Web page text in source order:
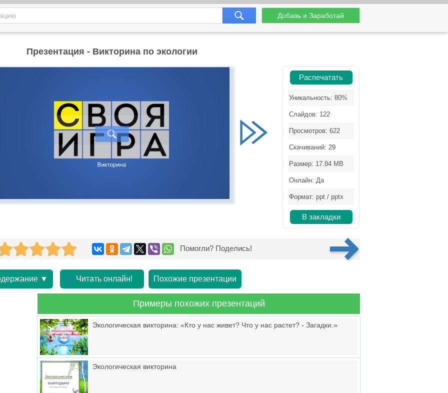
Добавь и Заработай
Презентация - Викторина по экологии
Распечатать
Уникальность: 80%
Слайдов: 122
Просмотров: 622
Скачиваний: 29
Размер: 17.84 MB
Онлайн: Да
Формат: ppt / pptx
В закладки
Помогли? Поделись!
▼ Читать онлайн! Похожие презентации
Примеры похожих презентаций
Экологическая викторина: «Кто у нас живет? Что у нас растет? - Загадки.»
Экологическая викторина